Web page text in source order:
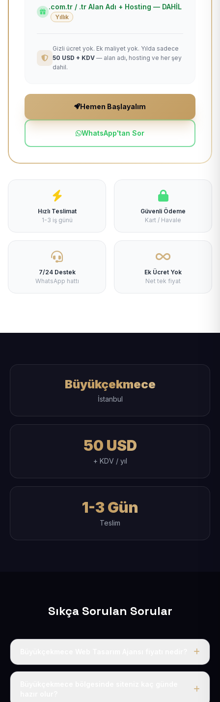
.com.tr / .tr Alan Adı + Hosting — DAHİL
Yıllık
Gizli ücret yok. Ek maliyet yok. Yılda sadece
50 USD + KDV — alan adı, hosting ve her şey
dahil.
Hemen Başlayalım
WhatsApp'tan Sor
Hızlı Teslimat
1-3 iş günü
Güvenli Ödeme
Kart / Havale
7/24 Destek
WhatsApp hattı
Ek Ücret Yok
Net tek fiyat
Büyükçekmece
İstanbul
50 USD
+ KDV / yıl
1-3 Gün
Teslim
Sıkça Sorulan Sorular
Tek fiyat uygulanır: yıllık 50 USD + KDV. Bu bedele alan